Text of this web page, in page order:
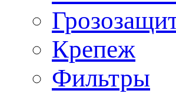
Крепеж
Фильтры